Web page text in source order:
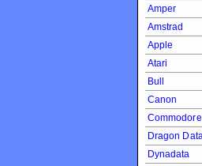
Amper
Amstrad
Apple
Atari
Bull
Canon
Commodore
Dragon
Dynadata